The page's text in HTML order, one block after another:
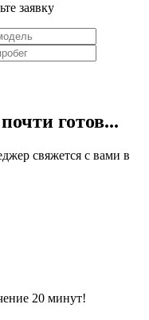
заявку
готов...
свяжется с вами в
20 минут!